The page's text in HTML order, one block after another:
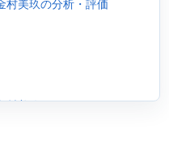
村美玖の分析・評価
村美玖のシナジー例